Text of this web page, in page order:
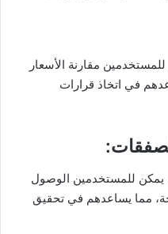
مقارنة الأسعار
في اتخاذ قرارات
:
يمكن للمستخدمين الوصول
مما يساعدهم في تحقيق